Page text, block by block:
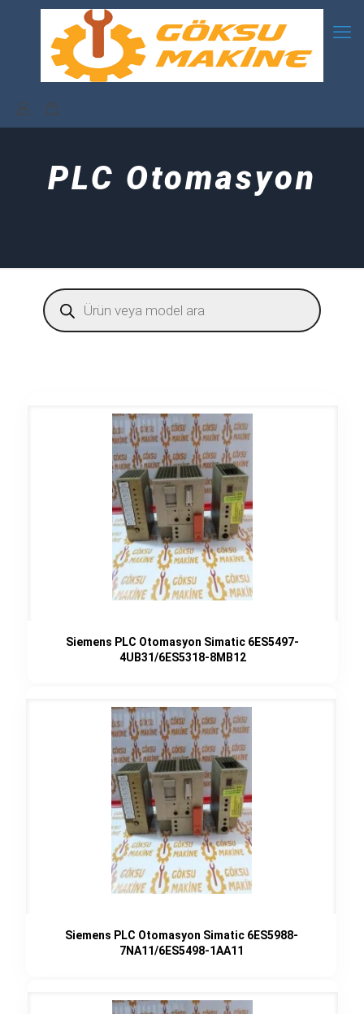
PLC Otomasyon
Products
search
Siemens PLC Otomasyon Simatic 6ES5497-
4UB31/6ES5318-8MB12
Siemens PLC Otomasyon Simatic 6ES5988-
7NA11/6ES5498-1AA11